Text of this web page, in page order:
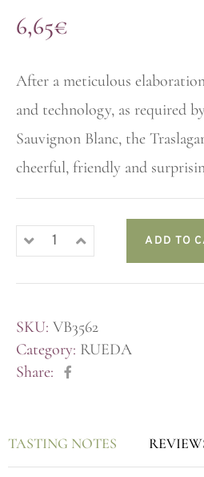
6,65€
After a meticulous
and technology, as required
Sauvignon Blanc, the
cheerful, friendly and
ADD TO
SKU: VB3562
Category: RUEDA
Share:
TASTING NOTES